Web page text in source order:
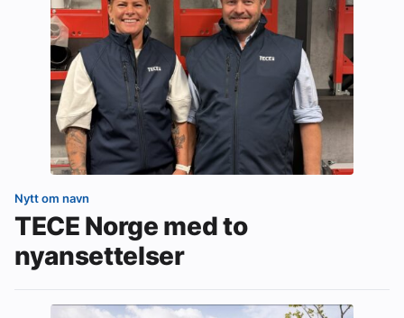
Nytt om navn
TECE Norge med to
nyansettelser